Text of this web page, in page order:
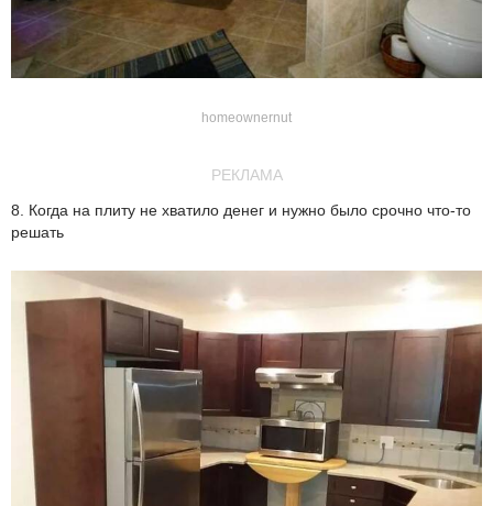
homeownernut
РЕКЛАМА
8. Когда на плиту не хватило денег и нужно было срочно что-то
решать